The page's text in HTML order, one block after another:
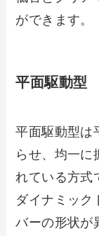
ができます。
平面駆動型
平面駆動型は
らせ、均一に
れている方式
ダイナミック
バーの形状が